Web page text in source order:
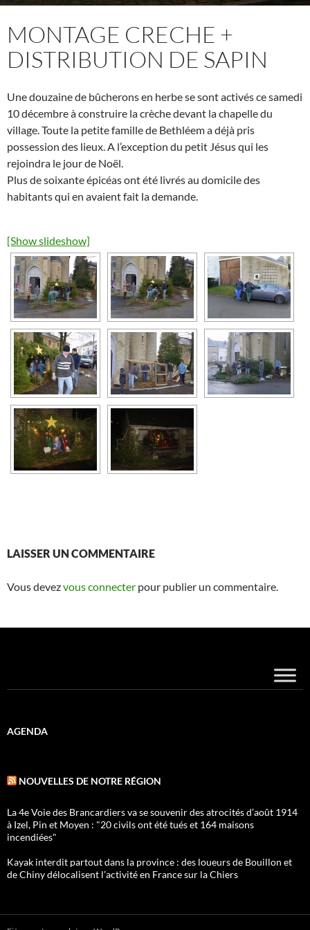
MONTAGE CRECHE +
DISTRIBUTION DE SAPIN
Une douzaine de bûcherons en herbe se sont activés ce samedi
10 décembre à construire la crèche devant la chapelle du
village. Toute la petite famille de Bethléem a déjà pris
possession des lieux. A l’exception du petit Jésus qui les
rejoindra le jour de Noël.
Plus de soixante épicéas ont été livrés au domicile des
habitants qui en avaient fait la demande.
[Show slideshow]
LAISSER UN COMMENTAIRE
Vous devezvous connecter pour publier un commentaire.
AGENDA
NOUVELLES DE NOTRE RÉGION
La 4e Voie des Brancardiers va se souvenir des atrocités d’août 1914
à Izel, Pin et Moyen : "20 civils ont été tués et 164 maisons
incendiées"
Kayak interdit partout dans la province : des loueurs de Bouillon et
de Chiny délocalisent l’activité en France sur la Chiers